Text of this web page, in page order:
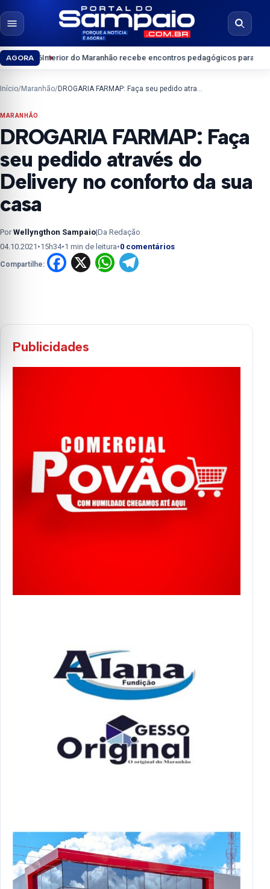
Pular para o conteúdo
Abrir menu
Abrir
AGORAdo Maranhão recebe encontros pedagógicos para professores do
Início/Maranhão/ DROGARIA FARMAP: Faça seu pedido através do Delivery no conforto da sua casa
MARANHÃO
DROGARIA FARMAP: Faça
seu pedido através do
Delivery no conforto da sua
casa
PorWellyngthon Sampaio|Da Redação
04.10.2021 •15h34•1 min de leitura•0 comentários
Compartilhe: Facebook
X WhatsApp
Publicidades